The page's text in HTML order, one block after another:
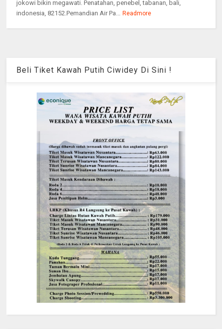
jokowi bikin megawati. Penatahan, penebel, tabanan, bali,
indonesia, 82152.Pemandian Air Pa... Readmore
Beli Tiket Kawah Putih Ciwidey Di Sini !